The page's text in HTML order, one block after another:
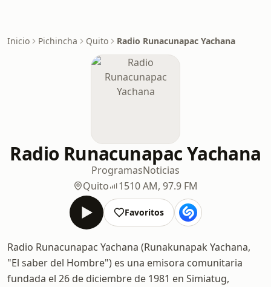
Inicio Pichincha Quito Radio Runacunapac Yachana
Radio Runacunapac Yachana
ProgramasNoticias
Quito
1510 AM, 97.9 FM
Favoritos
Radio Runacunapac Yachana (Runakunapak Yachana,
"El saber del Hombre") es una emisora comunitaria
fundada el 26 de diciembre de 1981 en Simiatug,